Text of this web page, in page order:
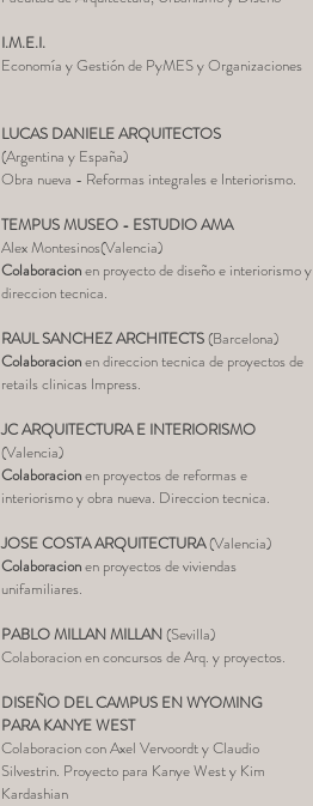
I.M.E.I.
Economía y Gestión de PyMES y Organizaciones
LUCAS DANIELE ARQUITECTOS
(Argentina y España)
Obra nueva - Reformas integrales e Interiorismo.
TEMPUS MUSEO - ESTUDIO AMA
Alex Montesinos(Valencia)
Colaboracionen proyecto de diseño e interiorismo y
direccion tecnica.
RAUL SANCHEZ ARCHITECTS(Barcelona)
Colaboracionen direcciontecnica de proyectos de
retails clinicas Impress.
JC ARQUITECTURA E INTERIORISMO
(Valencia)
Colaboracionen proyectos de reformas e
interiorismo y obra nueva. Direccion tecnica.
JOSE COSTA ARQUITECTURA(Valencia)
Colaboracionen proyectos de viviendas
unifamiliares.
PABLO MILLAN MILLAN(Sevilla)
Colaboracion en concursos de Arq. y proyectos.
DISEÑO DEL CAMPUS EN WYOMING
PARA KANYE WEST
Colaboracion con Axel Vervoordt y Claudio
Silvestrin. Proyecto para Kanye West y Kim
Kardashian